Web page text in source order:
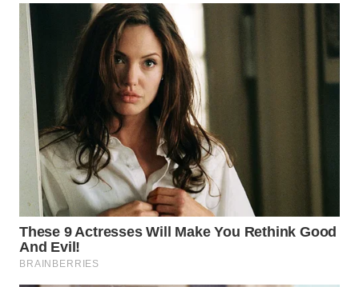
TAPANULI
WN DELI
SERDANG
WN
TEBING
TINGGI
WN
PAKPAK
WN